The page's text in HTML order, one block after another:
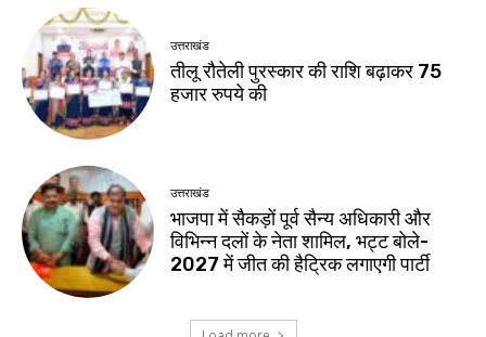
उत्तराखंड
तीलू रौतेली पुरस्कार की राशि बढ़ाकर 75
हजार रुपये की
उत्तराखंड
भाजपा में सैकड़ों पूर्व सैन्य अधिकारी और
विभिन्न दलों के नेता शामिल, भट्ट बोले-
2027 में जीत की हैट्रिक लगाएगी पार्टी